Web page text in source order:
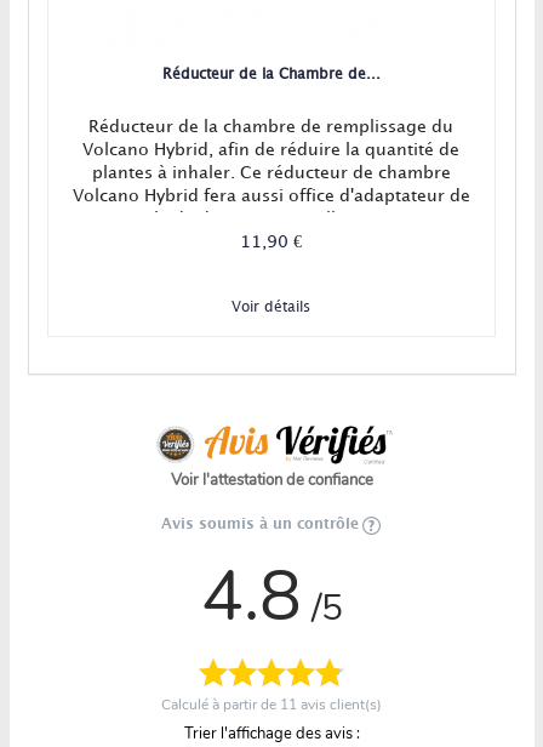
Réducteur de la Chambre de...
Réducteur de la chambre de remplissage du
Volcano Hybrid, afin de réduire la quantité de
plantes à inhaler. Ce réducteur de chambre
Volcano Hybrid fera aussi office d'adaptateur de
céramique disponible !
11,90 €
Voir détails
Voir l'attestation de confiance
Avis soumis à un contrôle
4.8 /5
Calculé à partir de 11 avis client(s)
Trier l'affichage des avis :